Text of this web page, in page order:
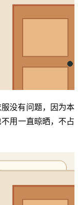
没有问题，因为本
用一直晾晒，不占